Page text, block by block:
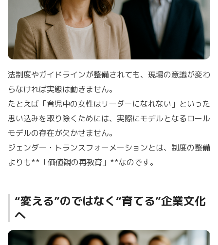
法制度やガイドラインが整備されても、現場の意識が変わ
らなければ実態は動きません。
たとえば「育児中の女性はリーダーになれない」といった
思い込みを取り除くためには、実際にモデルとなるロール
モデルの存在が欠かせません。
ジェンダー・トランスフォーメーションとは、制度の整備
よりも**「価値観の再教育」**なのです。
“変える”のではなく“育てる”企業文化
へ